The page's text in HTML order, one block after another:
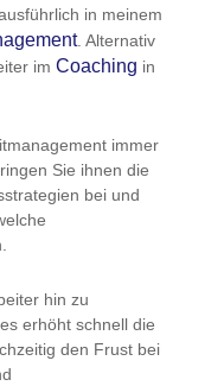
in meinem
. Alternativ
im Coaching in
immer
Sie ihnen die
bei und
hin zu
erhöht schnell die
den Frust bei